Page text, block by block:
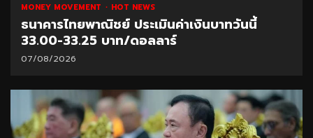
MONEY MOVEMENT HOT NEWS
ธนาคารไทยพาณิชย์ ประเมินค่าเงินบาทวันนี้
33.00-33.25 บาท/ดอลลาร์
07/08/2026